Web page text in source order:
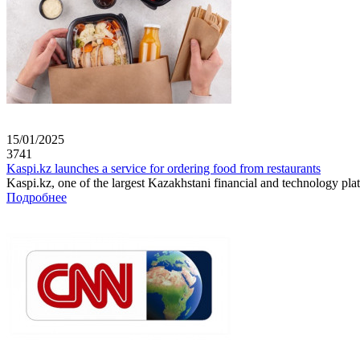
15/01/2025
3741
Kaspi.kz launches a service for ordering food from restaurants
Kaspi.kz, one of the largest Kazakhstani financial and technology
Подробнее